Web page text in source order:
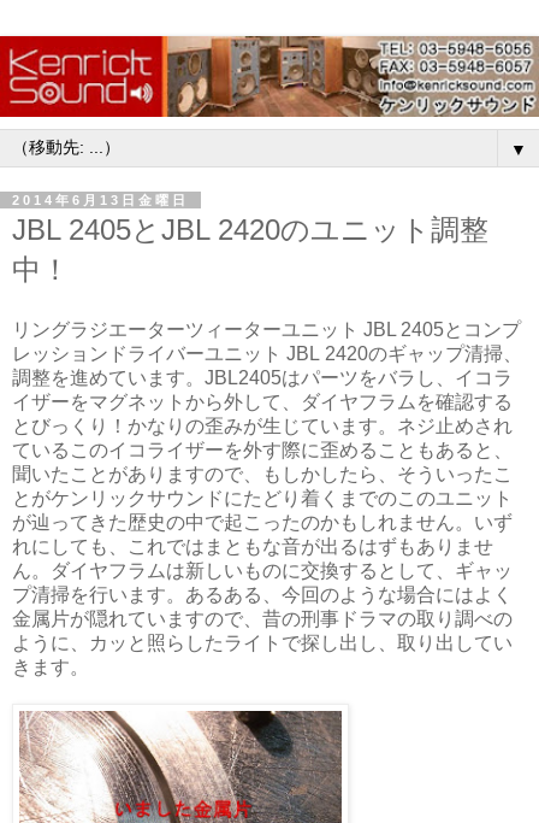
▼
2014年6月13日金曜日
JBL 2405とJBL 2420のユニット調整
中！
リングラジエーターツィーターユニット JBL 2405とコンプ
レッションドライバーユニット JBL 2420のギャップ清掃、
調整を進めています。JBL2405はパーツをバラし、イコラ
イザーをマグネットから外して、ダイヤフラムを確認する
とびっくり！かなりの歪みが生じています。ネジ止めされ
ているこのイコライザーを外す際に歪めることもあると、
聞いたことがありますので、もしかしたら、そういったこ
とがケンリックサウンドにたどり着くまでのこのユニット
が辿ってきた歴史の中で起こったのかもしれません。いず
れにしても、これではまともな音が出るはずもありませ
ん。ダイヤフラムは新しいものに交換するとして、ギャッ
プ清掃を行います。あるある、今回のような場合にはよく
金属片が隠れていますので、昔の刑事ドラマの取り調べの
ように、カッと照らしたライトで探し出し、取り出してい
きます。